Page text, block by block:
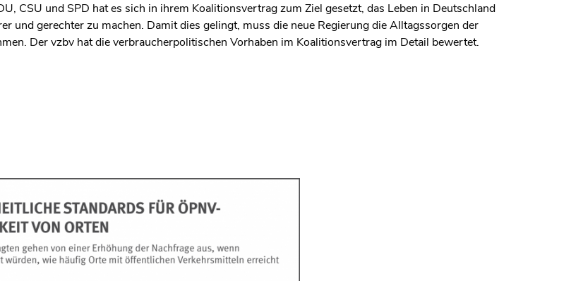
CSU und SPD hat es sich in ihrem Koalitionsvertrag zum Ziel gesetzt, das Leben in Deutschland
und gerechter zu machen. Damit dies gelingt, muss die neue Regierung die Alltagssorgen der
Der vzbv hat die verbraucherpolitischen Vorhaben im Koalitionsvertrag im Detail bewertet.